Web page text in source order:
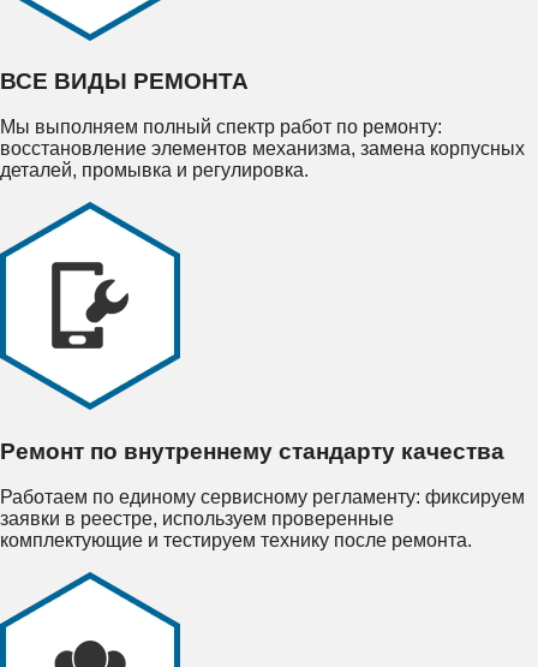
ВСЕ ВИДЫ РЕМОНТА
Мы выполняем полный спектр работ по ремонту:
восстановление элементов механизма, замена корпусных
деталей, промывка и регулировка.
Ремонт по внутреннему стандарту качества
Работаем по единому сервисному регламенту: фиксируем
заявки в реестре, используем проверенные
комплектующие и тестируем технику после ремонта.